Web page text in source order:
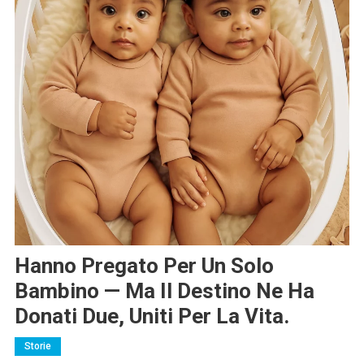
Hanno Pregato Per Un Solo
Bambino — Ma Il Destino Ne Ha
Donati Due, Uniti Per La Vita.
Storie